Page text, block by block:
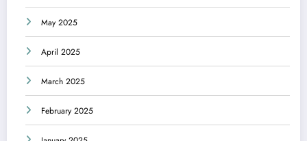
May 2025
April 2025
March 2025
February 2025